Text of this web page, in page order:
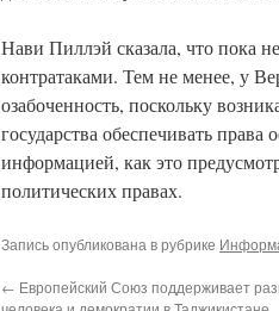
Нави Пиллэй сказала, что пока
контратаками. Тем не менее, у
озабоченность, поскольку
государства обеспечивать
информацией, как это
политических правах.
Запись опубликована в рубрике
← Европейский Союз поддерживает